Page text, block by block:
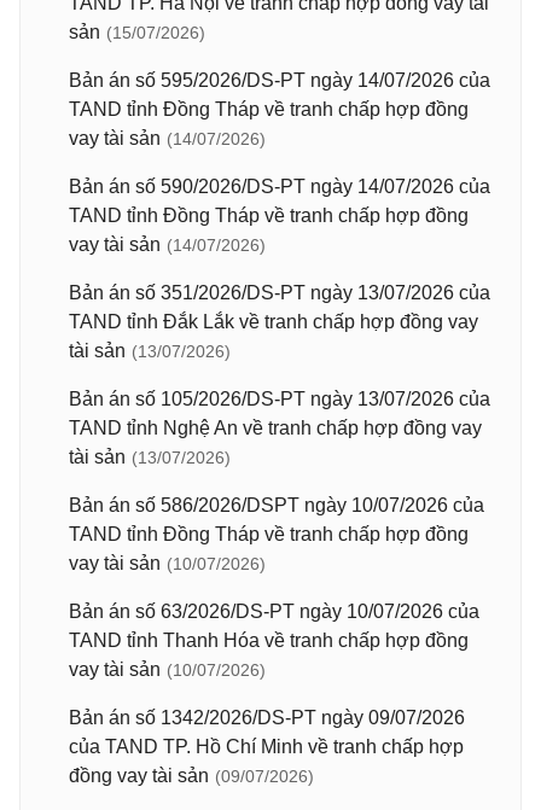
sản (15/07/2026)
Bản án số 595/2026/DS-PT ngày 14/07/2026 của
TAND tỉnh Đồng Tháp về tranh chấp hợp đồng
vay tài sản (14/07/2026)
Bản án số 590/2026/DS-PT ngày 14/07/2026 của
TAND tỉnh Đồng Tháp về tranh chấp hợp đồng
vay tài sản (14/07/2026)
Bản án số 351/2026/DS-PT ngày 13/07/2026 của
TAND tỉnh Đắk Lắk về tranh chấp hợp đồng vay
tài sản (13/07/2026)
Bản án số 105/2026/DS-PT ngày 13/07/2026 của
TAND tỉnh Nghệ An về tranh chấp hợp đồng vay
tài sản (13/07/2026)
Bản án số 586/2026/DSPT ngày 10/07/2026 của
TAND tỉnh Đồng Tháp về tranh chấp hợp đồng
vay tài sản (10/07/2026)
Bản án số 63/2026/DS-PT ngày 10/07/2026 của
TAND tỉnh Thanh Hóa về tranh chấp hợp đồng
vay tài sản (10/07/2026)
Bản án số 1342/2026/DS-PT ngày 09/07/2026
của TAND TP. Hồ Chí Minh về tranh chấp hợp
đồng vay tài sản (09/07/2026)